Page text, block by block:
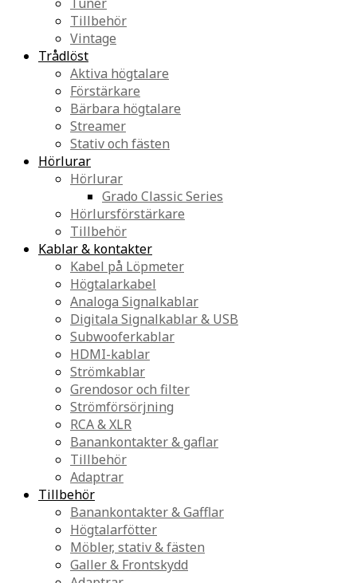
Tillbehör
Vintage
Trådlöst
Aktiva högtalare
Förstärkare
Bärbara högtalare
Streamer
Stativ och fästen
Hörlurar
Hörlurar
Grado Classic Series
Hörlursförstärkare
Tillbehör
Kablar & kontakter
Kabel på Löpmeter
Högtalarkabel
Analoga Signalkablar
Digitala Signalkablar & USB
Subwooferkablar
HDMI-kablar
Strömkablar
Grendosor och filter
Strömförsörjning
RCA & XLR
Banankontakter & gaflar
Tillbehör
Adaptrar
Tillbehör
Banankontakter & Gafflar
Högtalarfötter
Möbler, stativ & fästen
Galler & Frontskydd